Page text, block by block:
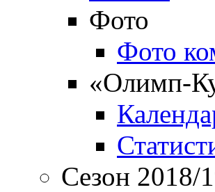
Фото
Фото
«Олимп-
Сезон 2018/